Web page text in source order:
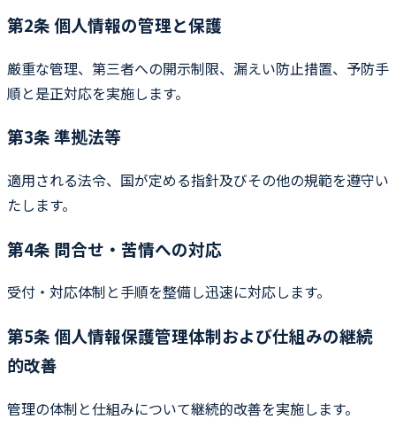
第2条 個人情報の管理と保護
厳重な管理、第三者への開示制限、漏えい防止措置、予防手
順と是正対応を実施します。
第3条 準拠法等
適用される法令、国が定める指針及びその他の規範を遵守い
たします。
第4条 問合せ・苦情への対応
受付・対応体制と手順を整備し迅速に対応します。
第5条 個人情報保護管理体制および仕組みの継続
的改善
管理の体制と仕組みについて継続的改善を実施します。